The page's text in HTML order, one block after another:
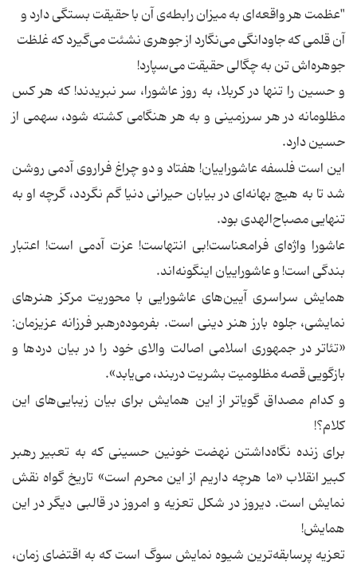
"عظمت هر واقعه‌ای به میزان رابطه‌ی آن با حقیقت بستگی دارد و
آن قلمی که جاودانگی می‌نگارد از جوهری نشئت می‌گیرد که غلظت
جوهره‌اش تن به چگالی حقیقت می‌سپارد!
و حسین را تنها در کربلا، به روز عاشورا، سر نبریدند! که هر کس
مظلومانه در هر سرزمینی و به هر هنگامی کشته شود، سهمی از
حسین دارد.
این است فلسفه‌ عاشوراییان! هفتاد و دو چراغ فراروی آدمی روشن
شد تا به هیچ بهانه‌ای در بیابان حیرانی دنیا گم نگردد، گرچه او به
تنهایی مصباح‌الهدی بود.
عاشورا واژه‌ای فرامعناست!بی انتهاست! عزت آدمی است! اعتبار
بندگی است! و عاشوراییان اینگونه‌اند.
همایش سراسری آیین‌های عاشورایی با محوریت مرکز هنر‌های
نمایشی، جلوه‌ بارز هنر دینی است. بفرموده‌رهبر فرزانه‌ عزیزمان:
«تئاتر در جمهوری اسلامی اصالت والای خود را در بیان دردها و
بازگویی قصه‌ مظلومیت بشریت دربند، می‌یابد».
و کدام مصداق گویاتر از این همایش برای بیان زیبایی‌های این
کلام؟!
برای زنده نگاه‌داشتن نهضت خونین حسینی که به تعبیر رهبر
کبیر انقلاب «ما هرچه داریم از این محرم است» تاریخ گواه نقش
نمایش است. دیروز در شکل تعزیه و امروز در قالبی دیگر در این
همایش!
تعزیه پرسابقه‌ترین شیوه‌ نمایش سوگ است که به اقتضای زمان،